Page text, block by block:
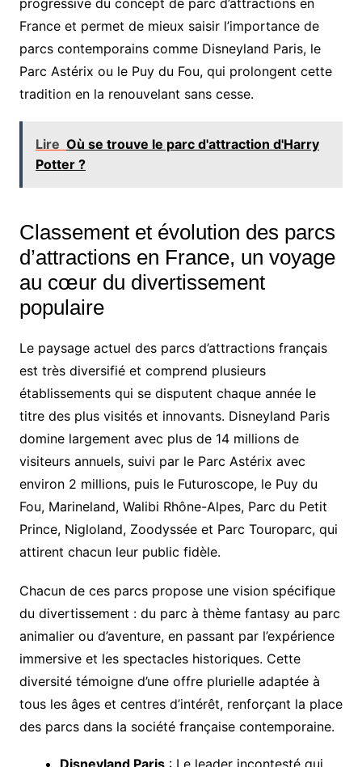
France et permet de mieux saisir l’importance de
parcs contemporains comme Disneyland Paris, le
Parc Astérix ou le Puy du Fou, qui prolongent cette
tradition en la renouvelant sans cesse.
Lire Où se trouve le parc d'attraction d'Harry
Potter ?
Classement et évolution des parcs
d’attractions en France, un voyage
au cœur du divertissement
populaire
Le paysage actuel des parcs d’attractions français
est très diversifié et comprend plusieurs
établissements qui se disputent chaque année le
titre des plus visités et innovants. Disneyland Paris
domine largement avec plus de 14 millions de
visiteurs annuels, suivi par le Parc Astérix avec
environ 2 millions, puis le Futuroscope, le Puy du
Fou, Marineland, Walibi Rhône-Alpes, Parc du Petit
Prince, Nigloland, Zoodyssée et Parc Touroparc, qui
attirent chacun leur public fidèle.
Chacun de ces parcs propose une vision spécifique
du divertissement : du parc à thème fantasy au parc
animalier ou d’aventure, en passant par l’expérience
immersive et les spectacles historiques. Cette
diversité témoigne d’une offre plurielle adaptée à
tous les âges et centres d’intérêt, renforçant la place
des parcs dans la société française contemporaine.
Disneyland Paris: Le leader incontesté qui